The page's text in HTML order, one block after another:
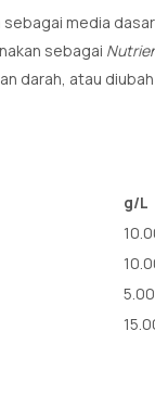
sebagai media dasar
sebagai
darah, atau diubah
g/L